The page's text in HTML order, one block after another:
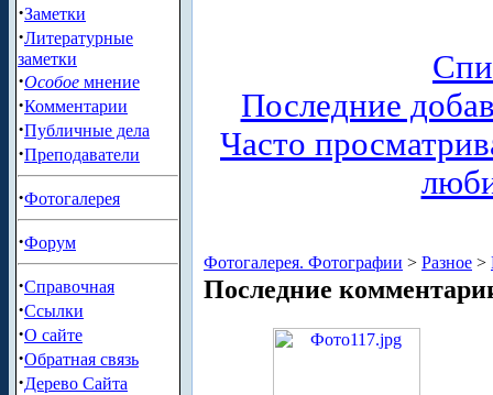
·Заметки
·Литературные
заметки
·Особое мнение
·Комментарии
·Публичные дела
·Преподаватели
·Фотогалерея
·Форум
·Справочная
·Ссылки
·О сайте
·Обратная связь
·Дерево Сайта
Последние
Часто
Фотогалерея. Фотографии > Разное >
Последние